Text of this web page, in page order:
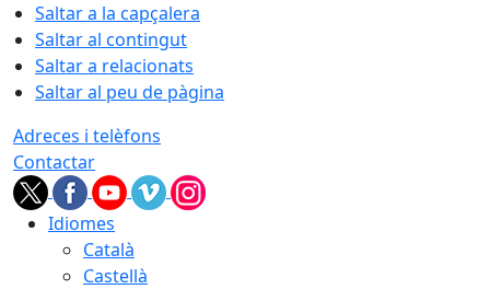
Saltar a la capçalera
Saltar al contingut
Saltar a relacionats
Saltar al peu de pàgina
Adreces i telèfons
Contactar
Idiomes
Català
Castellà